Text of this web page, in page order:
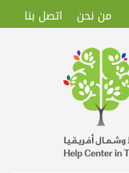
من نحن اتصل بنا